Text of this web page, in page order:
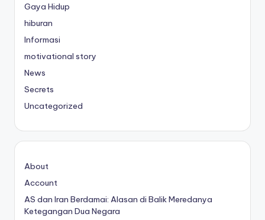
Gaya Hidup
hiburan
Informasi
motivational story
News
Secrets
Uncategorized
About
Account
AS dan Iran Berdamai: Alasan di Balik Meredanya
Ketegangan Dua Negara